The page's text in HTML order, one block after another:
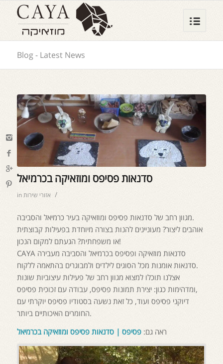
Blog - Latest News
סדנאות פסיפס ומוזאיקה בכרמיאל
inאזורי שירות /
מגוון רחב של סדנאות פסיפס ומוזאיקה בעיר כרמיאל והסביבה.
אוהבים ליצור? מעוניינים להנות בצורה מיוחדת בפעילות קבוצתית
או משפחתית? הגעתם למקום הנכון!
CAYA סדנאות מוזאיקה ופסיפס בכרמיאל והסביבה מעבירה
סדנאות אומנות מכל הסוגים לילדים ולמבוגרים בהתאמה ללקוח.
אצלנו תוכלו למצוא מגוון רחב של פעילות עיצוביות שונות
ומדהימות כגון: יצירת תמונות פסיפס, עבודה עם זכוכית פסיפס,
דיוקני פסיפס ועוד, כל זאת נשעה בסטודיו פסיפס יוקרתי עם
החומרים האיכותיים ביותר.
ראה גם:פסיפס |סדנאות פסיפס ומוזאיקה בכרמיאל